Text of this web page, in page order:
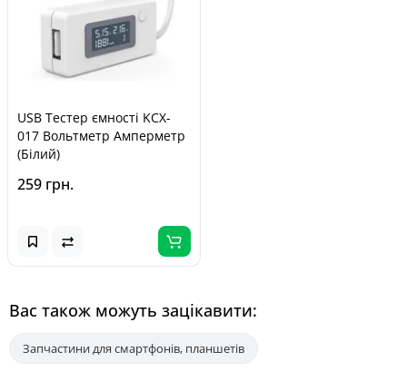
USB Тестер ємності KCX-
017 Вольтметр Амперметр
(Білий)
259 грн.
Вас також можуть зацікавити:
Запчастини для смартфонів, планшетів